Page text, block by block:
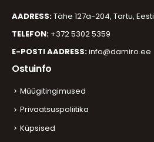
AADRESS:Tähe 127a-204, Tartu, Eesti
TELEFON: +372 5302 5359
E-POSTI AADRESS:info@damiro.ee
Ostuinfo
Müügitingimused
Privaatsuspoliitika
Küpsised